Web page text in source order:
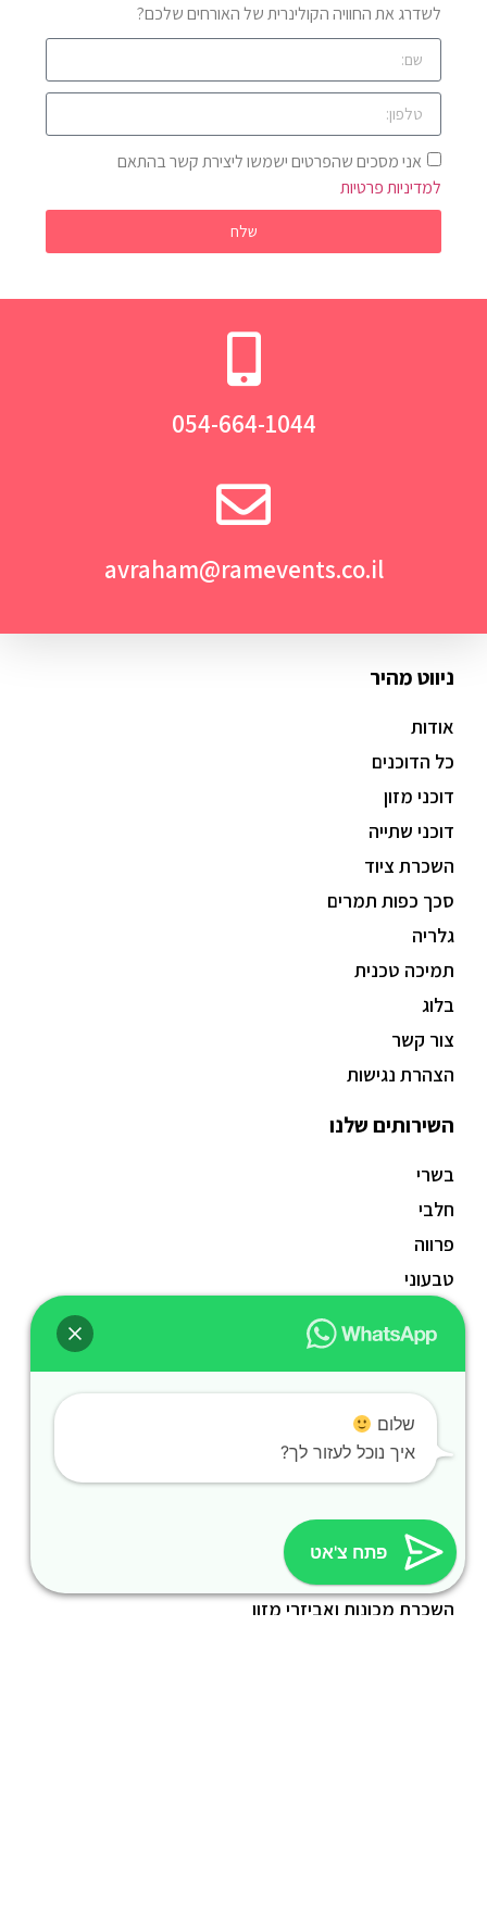
לשדרג את החוויה הקולינרית של האורחים שלכם?
אני מסכים שהפרטים ישמשו ליצירת קשר בהתאם
למדיניות פרטיות
שלח
054-664-1044
avraham@ramevents.co.il
ניווט מהיר
אודות
כל הדוכנים
דוכני מזון
דוכני שתייה
השכרת ציוד
סכך כפות תמרים
גלריה
תמיכה טכנית
בלוג
צור קשר
הצהרת נגישות
השירותים שלנו
בשרי
חלבי
פרווה
טבעוני
ללא גלוטן
חגים
בר משקאות אלכהולי
דוכני חורף – שתייה חמה לאירועים
דוכני קיץ – שתייה קרה לאירועים
שונות
השכרת מכונות ואביזרי מזון
פתח צ'אט
שלום
איך נוכל לעזור לך?